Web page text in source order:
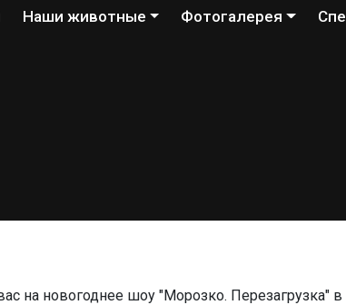
Наши животные Фотогалерея
на новогоднее шоу "Морозко. Перезагрузка" в